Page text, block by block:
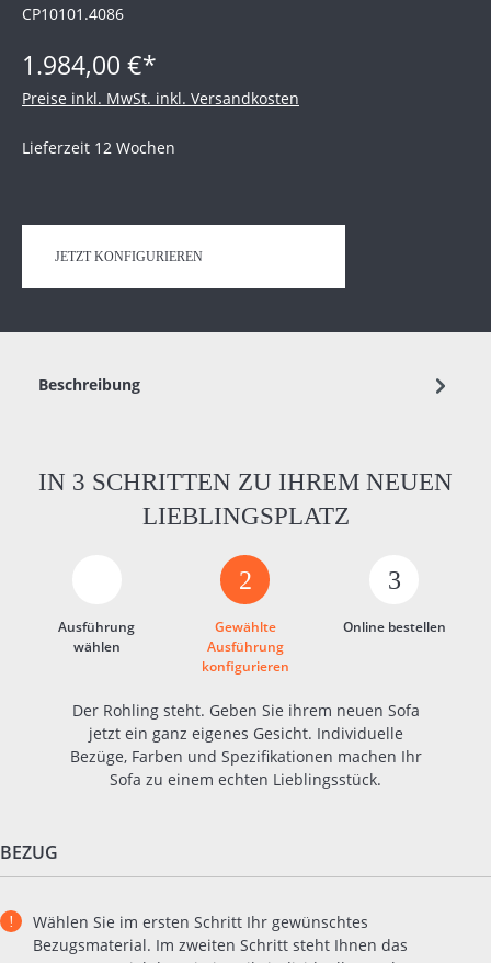
CP10101.4086
1.984,00 €*
Preise inkl. MwSt. inkl. Versandkosten
Lieferzeit 12 Wochen
JETZT KONFIGURIEREN
Beschreibung
IN 3 SCHRITTEN ZU IHREM NEUEN
LIEBLINGSPLATZ
Ausführung
wählen
2
Gewählte
Ausführung
konfigurieren
3
Online bestellen
Der Rohling steht. Geben Sie ihrem neuen Sofa
jetzt ein ganz eigenes Gesicht. Individuelle
Bezüge, Farben und Spezifikationen machen Ihr
Sofa zu einem echten Lieblingsstück.
BEZUG
Wählen Sie im ersten Schritt Ihr gewünschtes
Bezugsmaterial. Im zweiten Schritt steht Ihnen das